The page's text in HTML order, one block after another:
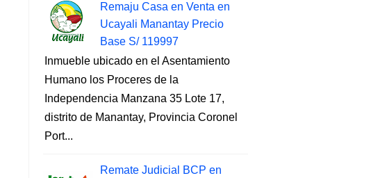
Remaju Casa en Venta en
Ucayali Manantay Precio
Base S/ 119997
Inmueble ubicado en el Asentamiento
Humano los Proceres de la
Independencia Manzana 35 Lote 17,
distrito de Manantay, Provincia Coronel
Port...
Remate Judicial BCP en